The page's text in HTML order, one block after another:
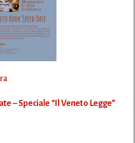
– Speciale “Il Veneto Legge”